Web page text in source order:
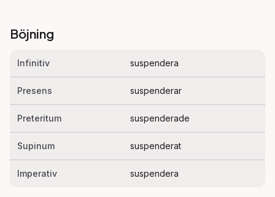
Böjning
Infinitiv suspendera
Presens suspenderar
Preteritum suspenderade
Supinum suspenderat
Imperativ suspendera